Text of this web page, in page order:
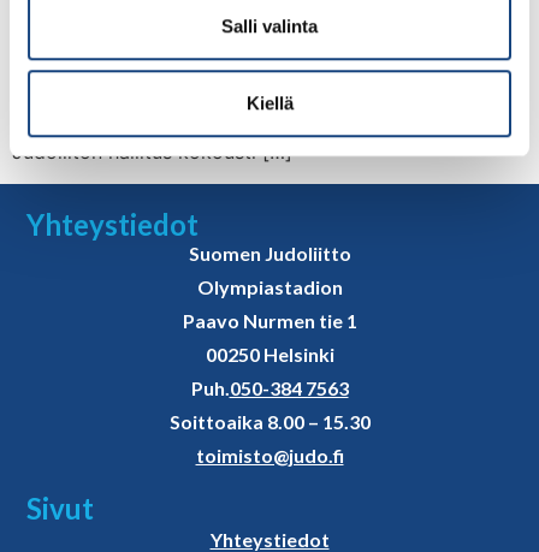
Salli valinta
Kiellä
tekemään töitä tatamilla ja työpajoissa heti kauden
alussa. Kaksipäiväinen tapahtuma alkoi Porvoon
Shirokawan salilta lauantaipäivänä, josta siirryttiin illaksi
Judoliiton hallitus kokousti […]
Yhteystiedot
Suomen Judoliitto
Olympiastadion
Paavo Nurmen tie 1
00250 Helsinki
Puh. 050-384 7563
Soittoaika 8.00 – 15.30
toimisto@judo.fi
Sivut
Yhteystiedot